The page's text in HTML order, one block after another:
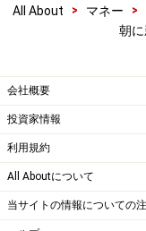
＜朝の通勤電
これは個人的な感
ーっとすることは
All About > マネー >
朝
会社概要
投資家情報
利用規約
All Aboutについて
当サイトの情報についての